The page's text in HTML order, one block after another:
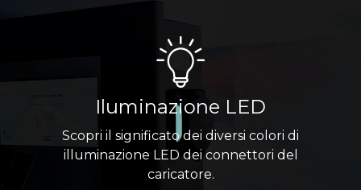
Iluminazione LED
Scopri il significato dei diversi colori di
illuminazione LED dei connettori del
caricatore.